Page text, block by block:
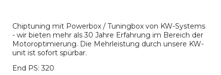
Chiptuning mit Powerbox / Tuningbox von KW-Systems
- wir bieten mehr als 30 Jahre Erfahrung im Bereich der
Motoroptimierung. Die Mehrleistung durch unsere KW-
unit ist sofort spürbar.
End PS: 320